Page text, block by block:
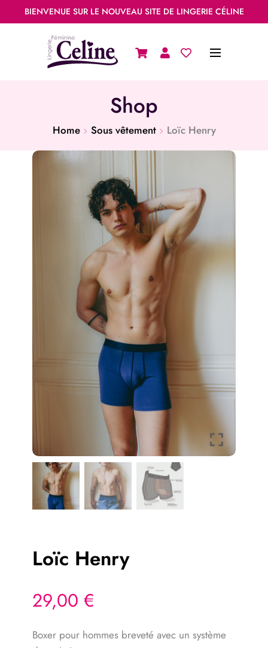
BIENVENUE SUR LE NOUVEAU SITE DE LINGERIE CÉLINE
Shop
Home Sous vêtement Loïc Henry
Loïc Henry
29,00 €
Boxer pour hommes breveté avec un système